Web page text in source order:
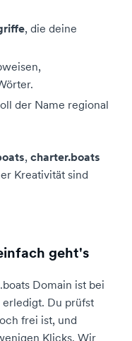
, die deine
der Name regional
, charter.boats
Kreativität sind
geht's
Domain ist bei
Du prüfst
frei ist, und
Klicks. Wir